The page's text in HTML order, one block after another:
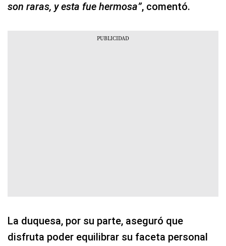
son raras, y esta fue hermosa”, comentó.
La duquesa, por su parte, aseguró que
disfruta poder equilibrar su faceta personal